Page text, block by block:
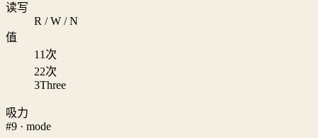
读写
R / W / N
值
1 1次
22次
3Three
吸力
#9 · mode